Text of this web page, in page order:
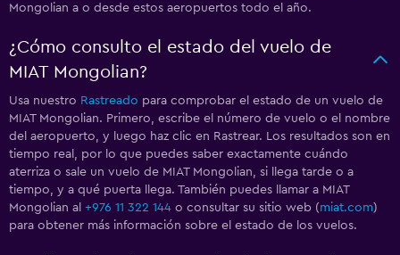
Mongolian a o desde estos aeropuertos todo el año.
¿Cómo consulto el estado del vuelo de
MIAT Mongolian?
Usa nuestro Rastreado para comprobar el estado de un vuelo de
MIAT Mongolian. Primero, escribe el número de vuelo o el nombre
del aeropuerto, y luego haz clic en Rastrear. Los resultados son en
tiempo real, por lo que puedes saber exactamente cuándo
aterriza o sale un vuelo de MIAT Mongolian, si llega tarde o a
tiempo, y a qué puerta llega. También puedes llamar a MIAT
Mongolian al +976 11 322 144 o consultar su sitio web (miat.com)
para obtener más información sobre el estado de los vuelos.